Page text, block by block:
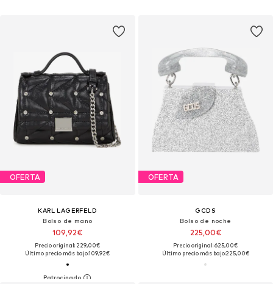
OFERTA
KARL LAGERFELD
Bolso de mano
109,92€
Precio original: 229,00€
Último precio más bajo:109,92€
OFERTA
GCDS
Bolso de noche
225,00€
Precio original: 625,00€
Último precio más bajo:225,00€